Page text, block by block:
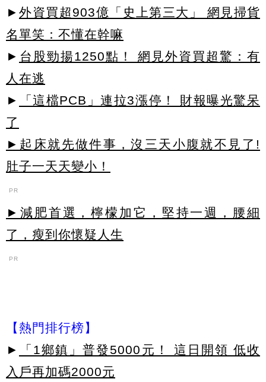
► 外資買超903億「史上第三大」 網見掃貨
名單笑：不懂在幹嘛
► 台股勁揚1250點！ 網見外資買超驚：有
人在逃
►
「這檔PCB」連拉3漲停！ 財報曝光驚呆
了
►起床就先做件事，沒三天小腹就不見了!
肚子一天天變小！
PR
►減肥首選，檸檬加它，堅持一週，腰細
了，瘦到你懷疑人生
PR
【熱門排行榜】
►
「1鄉鎮」普發5000元！ 這日開領 低收
入戶再加碼2000元